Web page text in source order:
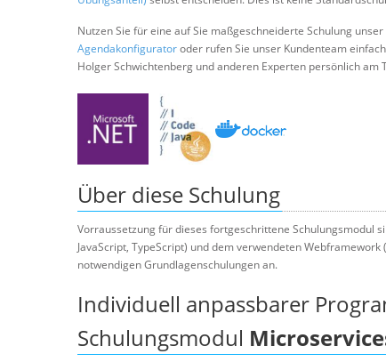
Nutzen Sie für eine auf Sie maßgeschneiderte Schulung unser
Agendakonfiguratoroder rufen Sie unser Kundenteam
Holger Schwichtenberg und anderen Experten persönlich
Über diese Schulung
Vorraussetzung für dieses fortgeschrittene Schulungsmodul
JavaScript, TypeScript) und dem verwendeten Webframework
notwendigen Grundlagenschulungen an.
Individuell anpassbarer
Schulungsmodul